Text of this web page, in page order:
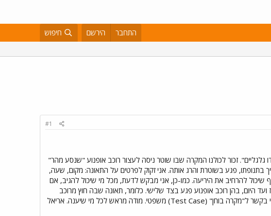
התחבר הירשם חיפוש
#1
זכור לכולנו המקרה שבו שוטר ניסה לעצור רוכב אופנוע "שנסע מהר"
בתנופתו, פגע בשוטרת והרג אותה. אני זקוק לפרטים על התאונה: מקום, שעה,
להרחיב את היריעה. כמו-כן, אני מבקש לדעת, מכל מי שיכול להגיב, אם
היום, בהן רוכב אופנוע פגע בצד שלישי. כלומר, תאונה שבה חוץ מרוכב
האופנוע נפגע מישהו שלא היה לו קשר לאופנוע - הולך רגל או נוסע ברכב אחר. המידע נחוץ לי בקשר ל"מקרה בוחן" (Test Case) משפטי. מודה מראש לכל מי שיענה. אריאל